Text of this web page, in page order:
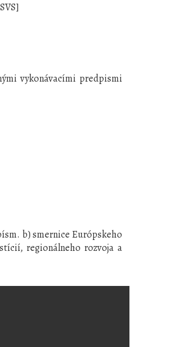
vykonávacími predpismi
b) smernice Európskeho
regionálneho rozvoja a